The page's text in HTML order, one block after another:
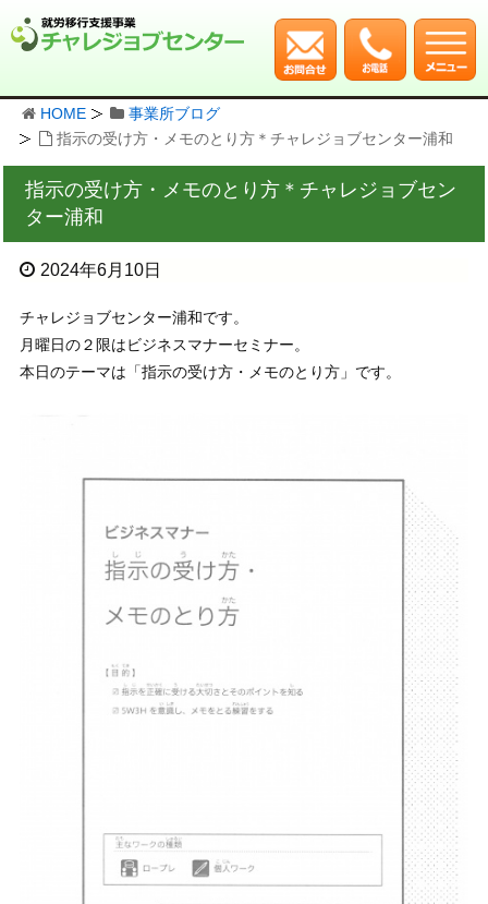
HOME
事業所ブログ
指示の受け方・メモのとり方＊チャレジョブセンター浦和
指示の受け方・メモのとり方＊チャレジョブセン
ター浦和
2024年6月10日
チャレジョブセンター浦和です。
月曜日の２限はビジネスマナーセミナー。
本日のテーマは「指示の受け方・メモのとり方」です。